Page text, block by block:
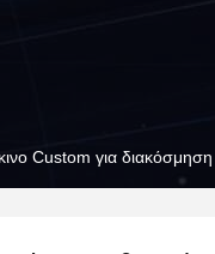
Custom για διακόσμηση